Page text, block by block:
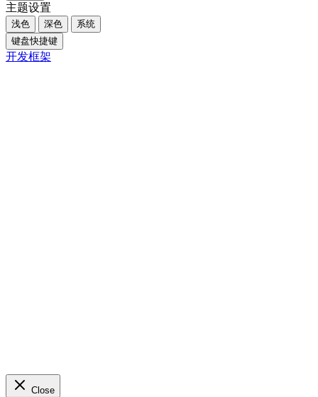
主题设置
浅色 深色
系统
键盘快捷键
开发框架
Close